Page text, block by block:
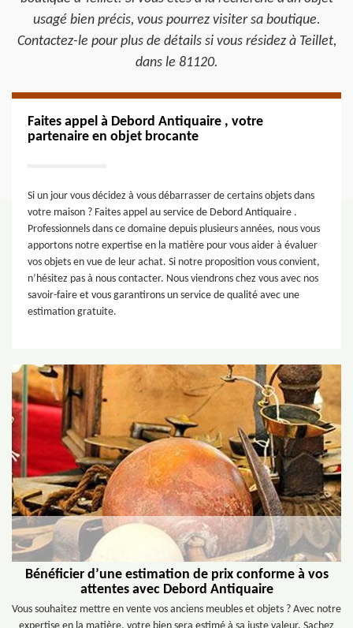
usagé bien précis, vous pourrez visiter sa boutique.
Contactez-le pour plus de détails si vous résidez à Teillet,
dans le 81120.
Faites appel à Debord Antiquaire , votre
partenaire en objet brocante
Si un jour vous décidez à vous débarrasser de certains objets dans
votre maison ? Faites appel au service de Debord Antiquaire .
Professionnels dans ce domaine depuis plusieurs années, nous vous
apportons notre expertise en la matière pour vous aider à évaluer
vos objets en vue de leur achat. Si notre proposition vous convient,
n’hésitez pas à nous contacter. Nous viendrons chez vous avec nos
savoir-faire et vous garantirons un service de qualité avec une
estimation gratuite.
Bénéficier d’une estimation de prix conforme à vos
attentes avec Debord Antiquaire
Vous souhaitez mettre en vente vos anciens meubles et objets ? Avec notre